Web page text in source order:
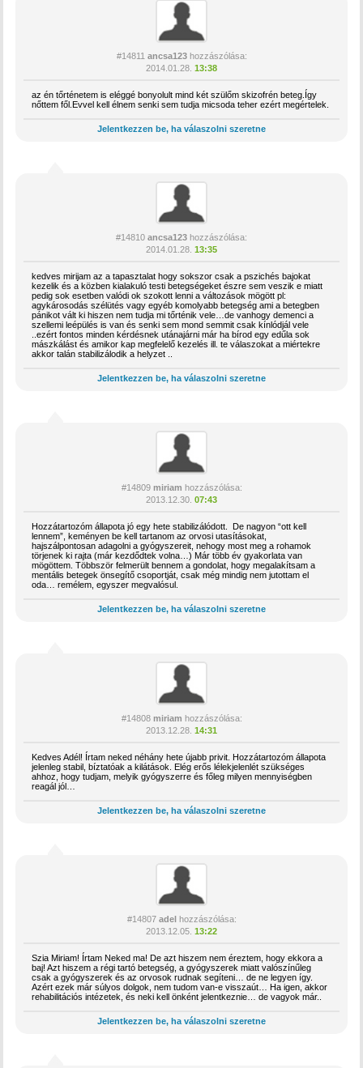
#14811 ancsa123hozzászólása:
2014.01.28. 13:38
az én tőrténetem is eléggé bonyolult mind két szülőm skizofrén beteg.Így
nőttem fől.Evvel kell élnem senki sem tudja micsoda teher ezért megértelek.
Jelentkezzen be, ha válaszolni szeretne
#14810 ancsa123 hozzászólása:
2014.01.28. 13:35
kedves mirijam az a tapasztalat hogy sokszor csak a pszichés bajokat
kezelik és a közben kialakuló testi betegségeket észre sem veszik e miatt
pedig sok esetben valódi ok szokott lenni a változások mögött pl:
agykárosodás szélütés vagy egyéb komolyabb betegség ami a betegben
pánikot vált ki hiszen nem tudja mi tőrténik vele…de vanhogy demenci a
szellemi leépülés is van és senki sem mond semmit csak kínlódjál vele
..ezért fontos minden kérdésnek utánajárni már ha bírod egy edűla sok
mászkálást és amikor kap megfelelő kezelés ill. te válaszokat a miértekre
akkor talán stabilizálodik a helyzet ..
Jelentkezzen be, ha válaszolni szeretne
#14809 miriam hozzászólása:
2013.12.30. 07:43
Hozzátartozóm állapota jó egy hete stabilizálódott. De nagyon “ott kell
lennem”, keményen be kell tartanom az orvosi utasításokat,
hajszálpontosan adagolni a gyógyszereit, nehogy most meg a rohamok
törjenek ki rajta (már kezdődtek volna…) Már több év gyakorlata van
mögöttem. Többször felmerült bennem a gondolat, hogy megalakítsam a
mentális betegek önsegítő csoportját, csak még mindig nem jutottam el
oda… remélem, egyszer megvalósul.
Jelentkezzen be, ha válaszolni szeretne
#14808 miriam hozzászólása:
2013.12.28. 14:31
Kedves Adél! Írtam neked néhány hete újabb privit. Hozzátartozóm állapota
jelenleg stabil, bíztatóak a kilátások. Elég erős lélekjelenlét szükséges
ahhoz, hogy tudjam, melyik gyógyszerre és főleg milyen mennyiségben
reagál jól…
Jelentkezzen be, ha válaszolni szeretne
#14807 adel
hozzászólása:
2013.12.05. 13:22
Szia Miriam! Írtam Neked ma! De azt hiszem nem éreztem, hogy ekkora a
baj! Azt hiszem a régi tartó betegség, a gyógyszerek miatt valószínűleg
csak a gyógyszerek és az orvosok rudnak segíteni… de ne legyen így.
Azért ezek már súlyos dolgok, nem tudom van-e visszaút… Ha igen, akkor
rehabilitációs intézetek, és neki kell önként jelentkeznie… de vagyok már..
Jelentkezzen be, ha válaszolni szeretne